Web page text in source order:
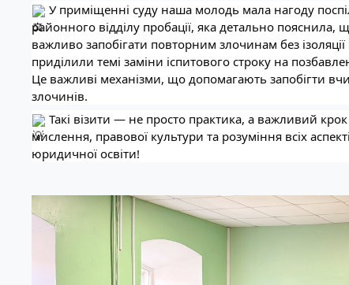
У приміщенні суду наша молодь мала нагоду
районного відділу пробації, яка детально
важливо запобігати повторним злочинам без
приділили темі заміни іспитового строку на
Це важливі механізми, що допомагають запобігти
злочинів.
Такі візити — не просто практика, а важливий
мислення, правової культури та розуміння всіх
юридичної освіти!